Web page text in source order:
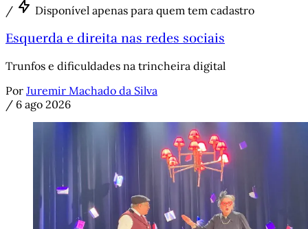
/ Disponível apenas para quem tem cadastro
Esquerda e direita nas redes sociais
Trunfos e dificuldades na trincheira digital
Por Juremir Machado da Silva
/ 6 ago 2026